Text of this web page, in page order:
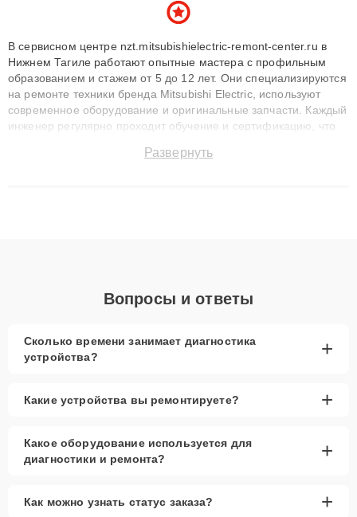
В сервисном центре nzt.mitsubishielectric-remont-center.ru в
Нижнем Тагиле работают опытные мастера с профильным
образованием и стажем от 5 до 12 лет. Они специализируются
на ремонте техники бренда Mitsubishi Electric, используют
современное оборудование и оригинальные запчасти. Каждый
инженер регулярно проходит обучение и сертификацию, что
восстанавливать технику с сохранением гарантии до 3 лет.
Развернуть
Вопросы и ответы
Сколько времени занимает диагностика
устройства?
+
Какие устройства вы ремонтируете? +
Какое оборудование используется для
диагностики и ремонта?
+
Как можно узнать статус заказа? +